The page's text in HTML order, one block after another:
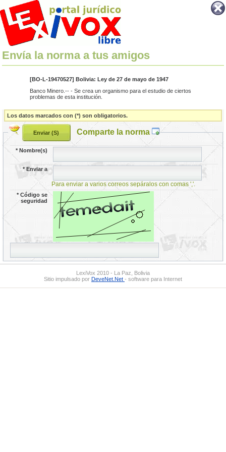
Envía la norma a tus amigos
[BO-L-19470527] Bolivia: Ley de 27 de mayo de 1947
Banco Minero.-- - Se crea un organismo para el estudio de ciertos
problemas de esta institución.
Los datos marcados con (*) son obligatorios.
Comparte la norma
*Nombre(s)
*Enviar a
Para enviar a varios correos sepáralos con comas ','.
*Código se
seguridad
LexiVox 2010 - La Paz, Bolivia
Sitio impulsado por DeveNet.Net - software para Internet